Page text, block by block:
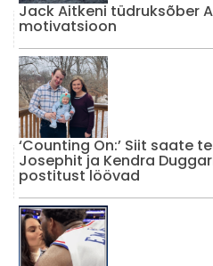
Jack Aitkeni tüdruksõber
motivatsioon
‘Counting On:’ Siit saate
Josephit ja Kendra
postitust löövad